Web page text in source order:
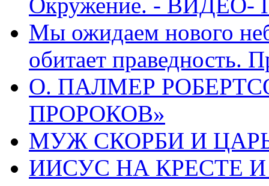
Мы ожидаем нового
обитает праведность.
О. ПАЛМЕР
ПРОРОКОВ»
МУЖ СКОРБИ И ЦАРЬ
ИИСУС НА КРЕСТЕ